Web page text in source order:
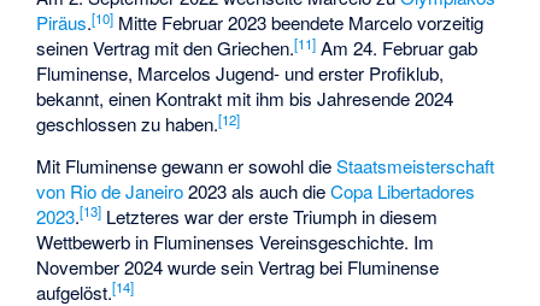
Piräus.[10] Mitte Februar 2023 beendete Marcelo vorzeitig
seinen Vertrag mit den Griechen.[11] Am 24. Februar gab
Fluminense, Marcelos Jugend- und erster Profiklub,
bekannt, einen Kontrakt mit ihm bis Jahresende 2024
geschlossen zu haben.[12]
Mit Fluminense gewann er sowohl dieStaatsmeisterschaft
von Rio de Janeiro2023 als auch dieCopa Libertadores
2023.[13] Letzteres war der erste Triumph in diesem
Wettbewerb in Fluminenses Vereinsgeschichte. Im
November 2024 wurde sein Vertrag bei Fluminense
aufgelöst.[14]